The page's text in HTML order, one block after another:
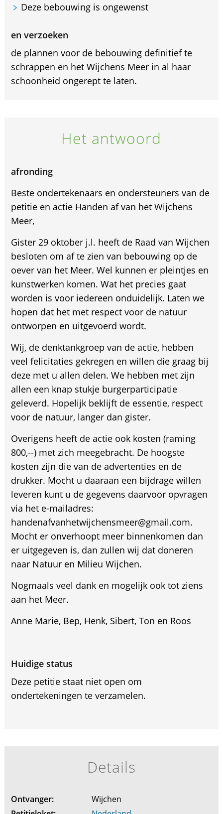
Deze bebouwing is ongewenst
en verzoeken
de plannen voor de bebouwing definitief te
schrappen en het Wijchens Meer in al haar
schoonheid ongerept te laten.
Het antwoord
afronding
Beste ondertekenaars en ondersteuners van de
petitie en actie Handen af van het Wijchens
Meer,
Gister 29 oktober j.l. heeft de Raad van Wijchen
besloten om af te zien van bebouwing op de
oever van het Meer. Wel kunnen er pleintjes en
kunstwerken komen. Wat het precies gaat
worden is voor iedereen onduidelijk. Laten we
hopen dat het met respect voor de natuur
ontworpen en uitgevoerd wordt.
Wij, de denktankgroep van de actie, hebben
veel felicitaties gekregen en willen die graag bij
deze met u allen delen. We hebben met zijn
allen een knap stukje burgerparticipatie
geleverd. Hopelijk beklijft de essentie, respect
voor de natuur, langer dan gister.
Overigens heeft de actie ook kosten (raming
800,--) met zich meegebracht. De hoogste
kosten zijn die van de advertenties en de
drukker. Mocht u daaraan een bijdrage willen
leveren kunt u de gegevens daarvoor opvragen
via het e-mailadres:
handenafvanhetwijchensmeer@gmail.com.
Mocht er onverhoopt meer binnenkomen dan
er uitgegeven is, dan zullen wij dat doneren
naar Natuur en Milieu Wijchen.
Nogmaals veel dank en mogelijk ook tot ziens
aan het Meer.
Anne Marie, Bep, Henk, Sibert, Ton en Roos
Huidige status
Deze petitie staat niet open om
ondertekeningen te verzamelen.
Details
Ontvanger:
Wijchen